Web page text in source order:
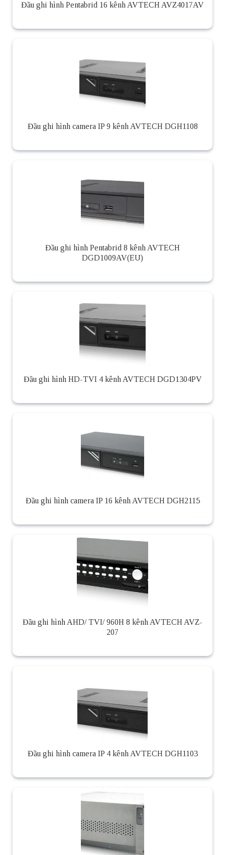
Đầu ghi hình Pentabrid 16 kênh AVTECH AVZ4017AV
Đầu ghi hình camera IP 9 kênh AVTECH DGH1108
Đầu ghi hình Pentabrid 8 kênh AVTECH
DGD1009AV(EU)
Đầu ghi hình HD-TVI 4 kênh AVTECH DGD1304PV
Đầu ghi hình camera IP 16 kênh AVTECH DGH2115
Đầu ghi hình AHD/ TVI/ 960H 8 kênh AVTECH AVZ-
207
Đầu ghi hình camera IP 4 kênh AVTECH DGH1103